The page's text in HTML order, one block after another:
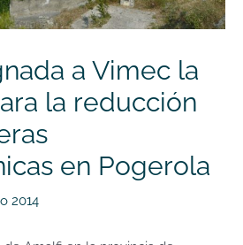
a Vimec la
la reducción
en Pogerola
2014